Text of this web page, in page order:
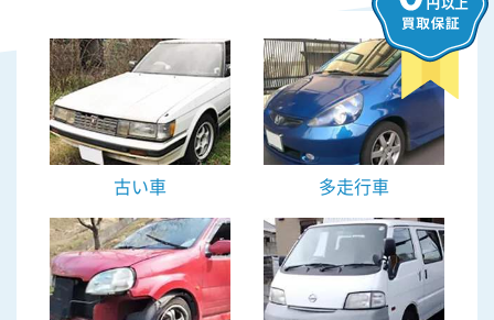
古い車 多走行車